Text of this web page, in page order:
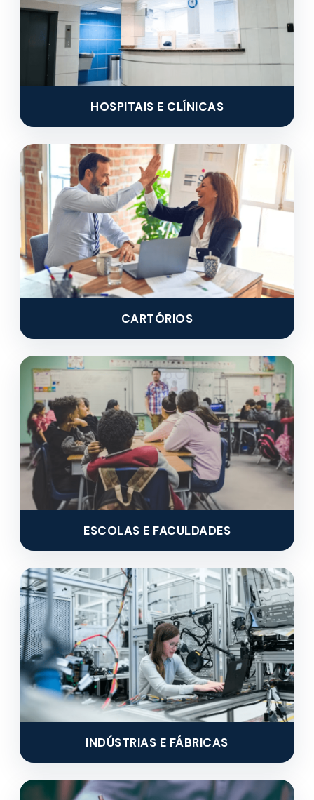
HOSPITAIS E CLÍNICAS
CARTÓRIOS
ESCOLAS E FACULDADES
INDÚSTRIAS E FÁBRICAS